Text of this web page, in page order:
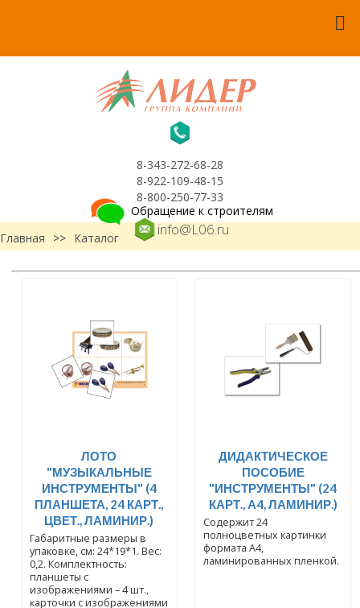
8-343-272-68-28
8-922-109-48-15
8-800-250-77-33
info@L06.ru
Обращение к строителям
Главная
>> Каталог
ЛОТО
"МУЗЫКАЛЬНЫЕ
ИНСТРУМЕНТЫ" (4
ПЛАНШЕТА, 24 КАРТ.,
ЦВЕТ., ЛАМИНИР.)
Габаритные размеры в
упаковке, см: 24*19*1. Вес:
0,2. Комплектность:
планшеты с
изображениями – 4 шт.,
карточки с изображениями
ДИДАКТИЧЕСКОЕ
ПОСОБИЕ
"ИНСТРУМЕНТЫ" (24
КАРТ., А4, ЛАМИНИР.)
Содержит 24
полноцветных картинки
формата А4,
ламинированных пленкой.